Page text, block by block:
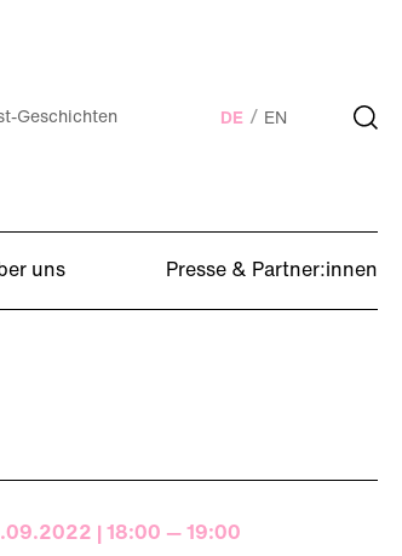
Geschichten DE EN
uns
Presse & Partner:innen
| 18:00 — 19:00